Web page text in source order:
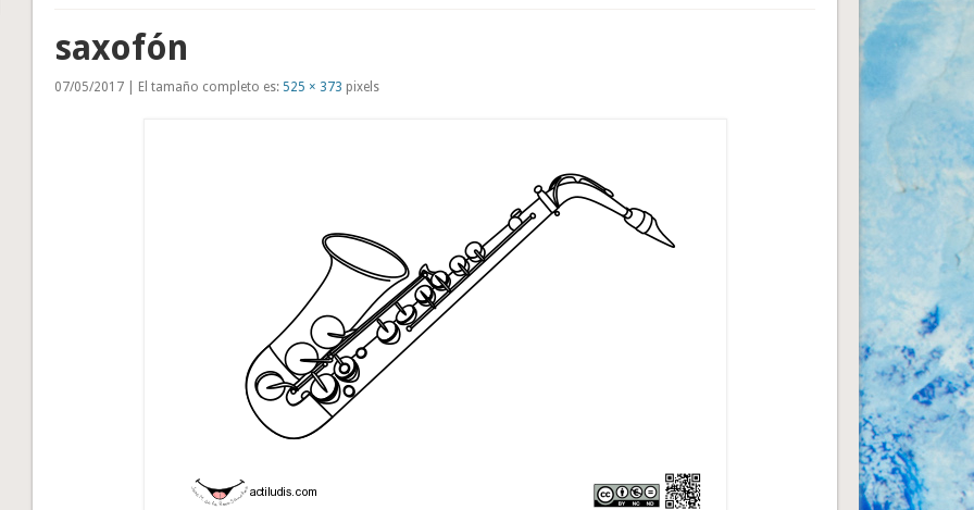
saxofón
07/05/2017 | El tamaño completo es: 525 × 373 pixels